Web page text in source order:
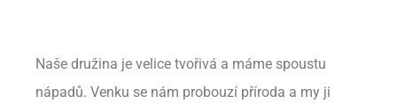
Naše družina je velice tvořivá a máme spoustu
nápadů. Venku se nám probouzí příroda a my ji